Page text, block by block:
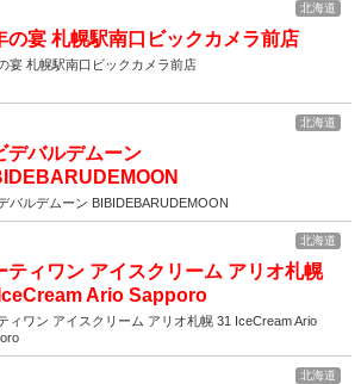
北海道
の宴 札幌駅南口ビックカメラ前店
宴 札幌駅南口ビックカメラ前店
北海道
デバルデムーン
バルデムーン BIBIDEBARUDEMOON
北海道
ティワン アイスクリーム アリオ札幌
Ario Sapporo
ィワン アイスクリーム アリオ札幌 31 IceCream Ario
北海道